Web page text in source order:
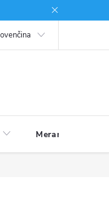
Meranie veličín